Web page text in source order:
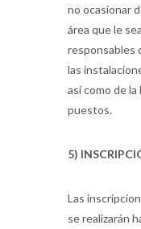
no ocasionar
área que le
responsables
las
así como de
puestos.
5)
Las
se realizarán